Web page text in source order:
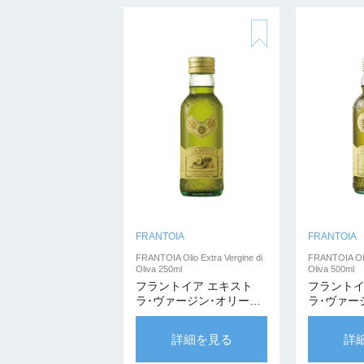
FRANTOIA
FRANTOIA Olio Extra Vergine di
Oliva 250ml
フラントイア エキスト
ラ･ヴァージン･オリーブ
オイル 250ml
詳細を見る
FRANTOIA
FRANTOIA
Oliva 500ml
フラント
ラ･ヴァー
オイル
詳